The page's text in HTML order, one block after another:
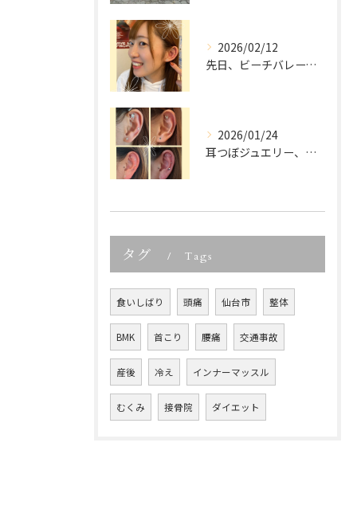
2026/02/12
先日、ビーチバレーでご活躍中の
2026/01/24
耳つぼジュエリー、「可愛いだけでしょ？」って思っていませんか...
タグ Tags
食いしばり 頭痛 仙台市 整体
BMK 首こり 腰痛 交通事故
産後 冷え インナーマッスル
むくみ 接骨院 ダイエット